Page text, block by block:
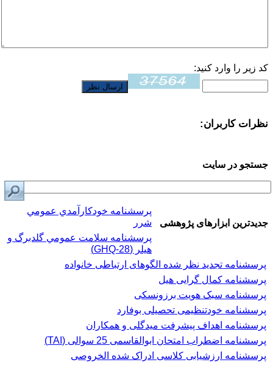
کد زیر را وارد کنید:
نظرات کاربران:
جستجو در سایت
جدیدترین ابزارهای پژوهشی
پرسشنامه خودكارآمدي عمومي
شرر
پرسشنامه سلامت عمومي گلدبرگ و
هیلر (GHQ-28)
پرسشنامه تجدید نظر شده الگوهای ارتباطی خانواده
پرسشنامه کمال گرایی هیل
پرسشنامه سبک هویت برزونسکی
پرسشنامه خودتنظیمی تحصیلی بوفارد
پرسشنامه اهداف پیشرفت میدگلی و همکاران
پرسشنامه اضطراب امتحان ابوالقاسمی 25 سوالی (TAI)
پرسشنامه ارزشیابی کلاسی ادراک شده الخروصی